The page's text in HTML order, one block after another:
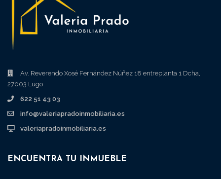
Av. Reverendo Xosé Fernández Núñez 18 entreplanta 1 Dcha,
27003 Lugo
622 51 43 03
info@valeriapradoinmobiliaria.es
valeriapradoinmobiliaria.es
ENCUENTRA TU INMUEBLE